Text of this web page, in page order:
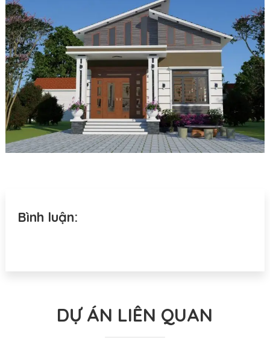
Bình luận:
DỰ ÁN LIÊN QUAN